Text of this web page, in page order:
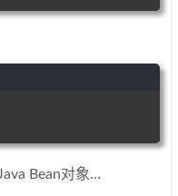
Bean对象…